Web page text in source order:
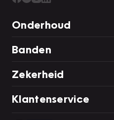
Onderhoud
Banden
Zekerheid
Klantenservice